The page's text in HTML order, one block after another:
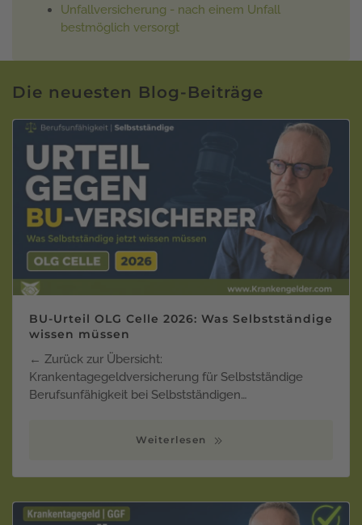
Unfallversicherung - nach einem Unfall
bestmöglich versorgt
Die neuesten Blog-Beiträge
BU-Urteil OLG Celle 2026: Was Selbstständige
wissen müssen
← Zurück zur Übersicht:
Krankentagegeldversicherung für Selbstständige
Berufsunfähigkeit bei Selbstständigen…
Weiterlesen